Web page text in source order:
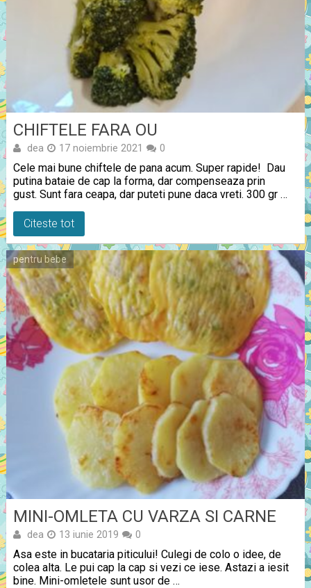
CHIFTELE FARA OU
dea 17 noiembrie 2021 0
Cele mai bune chiftele de pana acum. Super rapide! Dau
putina bataie de cap la forma, dar compenseaza prin
gust. Sunt fara ceapa, dar puteti pune daca vreti. 300 gr …
Citeste tot
pentru bebe
MINI-OMLETA CU VARZA SI CARNE
dea 13 iunie 2019 0
Asa este in bucataria piticului! Culegi de colo o idee, de
colea alta. Le pui cap la cap si vezi ce iese. Astazi a iesit
bine. Mini-omletele sunt usor de …